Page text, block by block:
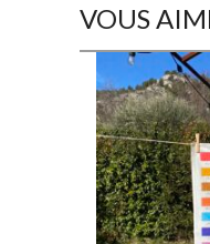
VOUS
18,00